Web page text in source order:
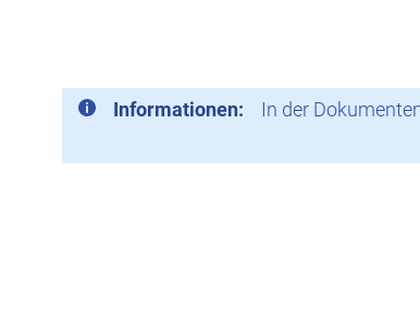
Informationen: In der